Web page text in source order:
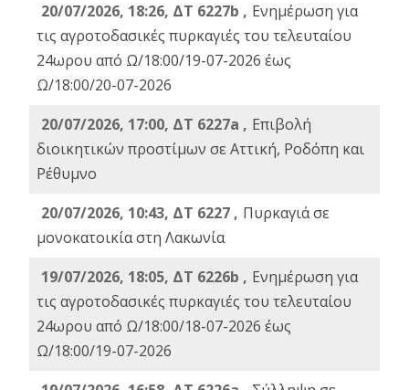
20/07/2026, 18:26, ΔΤ 6227b , Ενημέρωση για
τις αγροτοδασικές πυρκαγιές του τελευταίου
24ωρου από Ω/18:00/19-07-2026 έως
Ω/18:00/20-07-2026
20/07/2026, 17:00, ΔΤ 6227a , Επιβολή
διοικητικών προστίμων σε Αττική, Ροδόπη και
Ρέθυμνο
20/07/2026, 10:43, ΔΤ 6227 , Πυρκαγιά σε
μονοκατοικία στη Λακωνία
19/07/2026, 18:05, ΔΤ 6226b , Ενημέρωση για
τις αγροτοδασικές πυρκαγιές του τελευταίου
24ωρου από Ω/18:00/18-07-2026 έως
Ω/18:00/19-07-2026